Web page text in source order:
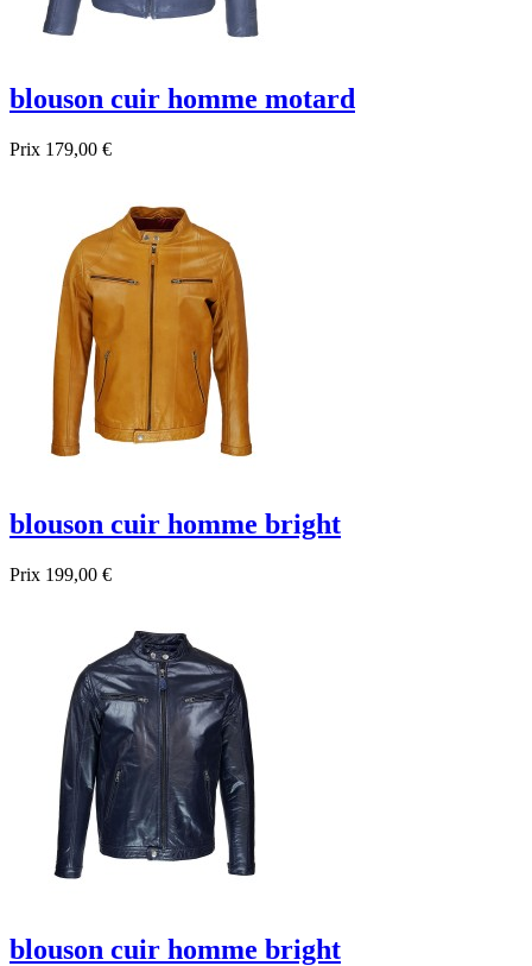
blouson cuir homme motard
Prix 179,00 €
blouson cuir homme bright
Prix 199,00 €
blouson cuir homme bright